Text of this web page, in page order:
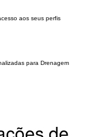
aos seus perfis
para Drenagem